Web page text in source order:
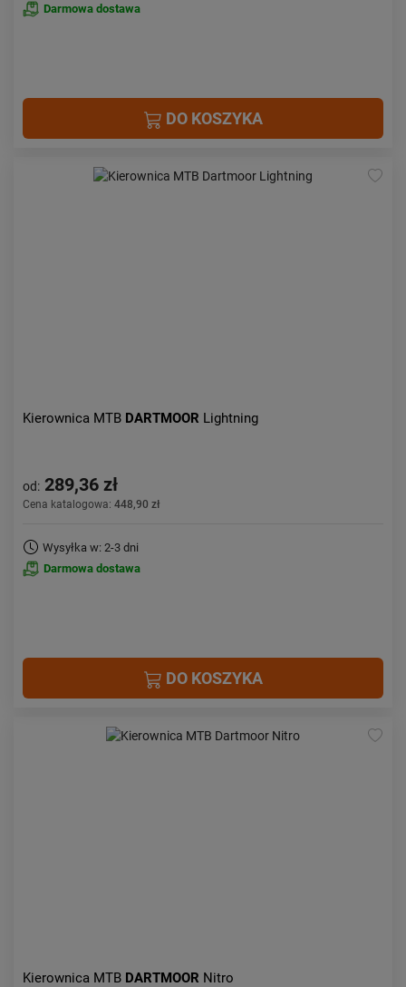
Darmowa dostawa
DO KOSZYKA
Kierownica MTB DARTMOOR Lightning
od: 289,36 zł
Cena katalogowa: 448,90 zł
Wysyłka w: 2-3 dni
Darmowa dostawa
DO KOSZYKA
Kierownica MTB DARTMOOR Nitro